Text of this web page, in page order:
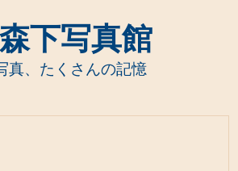
森下写真館
真、たくさんの記憶